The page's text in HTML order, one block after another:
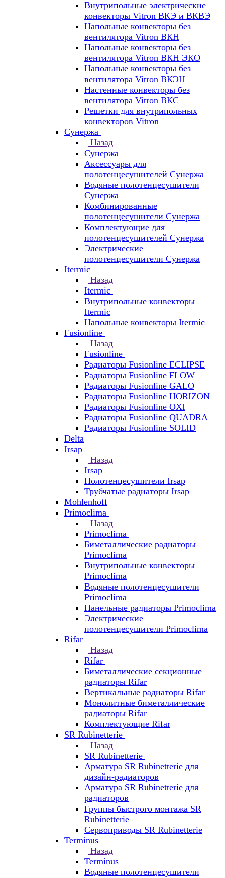
Внутрипольные электрические
конвекторы Vitron ВКЭ и ВКВЭ
Напольные конвекторы без
вентилятора Vitron ВКН
Напольные конвекторы без
вентилятора Vitron ВКН ЭКО
Напольные конвекторы без
вентилятора Vitron ВКЭН
Настенные конвекторы без
вентилятора Vitron ВКС
Решетки для внутрипольных
конвекторов Vitron
Сунержа
Назад
Сунержа
Аксессуары для
полотенцесушителей Сунержа
Водяные полотенцесушители
Сунержа
Комбинированные
полотенцесушители Сунержа
Комплектующие для
полотенцесушителей Сунержа
Электрические
полотенцесушители Сунержа
Itermic
Назад
Itermic
Внутрипольные конвекторы
Itermic
Напольные конвекторы Itermic
Fusionline
Назад
Fusionline
Радиаторы Fusionline ECLIPSE
Радиаторы Fusionline FLOW
Радиаторы Fusionline GALO
Радиаторы Fusionline HORIZON
Радиаторы Fusionline OXI
Радиаторы Fusionline QUADRA
Радиаторы Fusionline SOLID
Delta
Irsap
Назад
Irsap
Полотенцесушители Irsap
Трубчатые радиаторы Irsap
Mohlenhoff
Primoclima
Назад
Primoclima
Биметаллические радиаторы
Primoclima
Внутрипольные конвекторы
Primoclima
Водяные полотенцесушители
Primoclima
Панельные радиаторы Primoclima
Электрические
полотенцесушители Primoclima
Rifar
Назад
Rifar
Биметаллические секционные
радиаторы Rifar
Вертикальные радиаторы Rifar
Монолитные биметаллические
радиаторы Rifar
Комплектующие Rifar
SR Rubinetterie
Назад
SR Rubinetterie
Арматура SR Rubinetterie для
дизайн-радиаторов
Арматура SR Rubinetterie для
радиаторов
Группы быстрого монтажа SR
Rubinetterie
Сервоприводы SR Rubinetterie
Terminus
Назад
Terminus
Водяные полотенцесушители